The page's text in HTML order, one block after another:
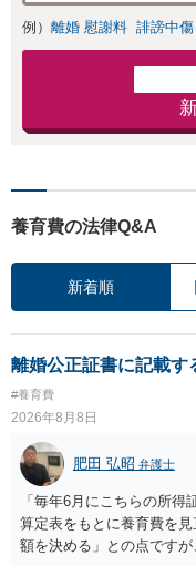
例） 離婚 慰謝料 誹謗中傷
養育費の法律Q&A
新着順
離婚公正証書に記載す
#養育費
2026年8月8日
肥田 弘昭 弁護士
「毎年6月にこちらの所
算定表をもとに養育費を
額を決める」との点です